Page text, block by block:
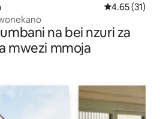
Ukadiriaji wa
4.65 (31)
na bei nzuri za
mwezi mmoja